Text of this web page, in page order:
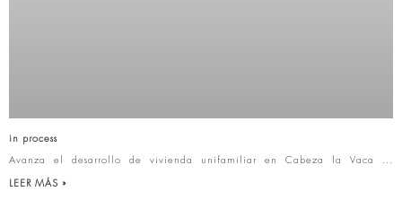
in process
Avanza el desarrollo de vivienda unifamiliar en Cabeza la Vaca
LEER MÁS »